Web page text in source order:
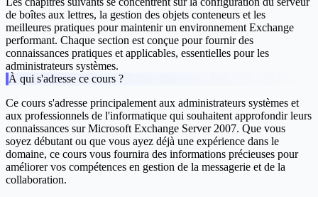
de boîtes aux lettres, la gestion des objets conteneurs et les
meilleures pratiques pour maintenir un environnement Exchange
performant. Chaque section est conçue pour fournir des
connaissances pratiques et applicables, essentielles pour les
administrateurs systèmes.
À qui s'adresse ce cours ?
Ce cours s'adresse principalement aux administrateurs systèmes et
aux professionnels de l'informatique qui souhaitent approfondir leurs
connaissances sur Microsoft Exchange Server 2007. Que vous
soyez débutant ou que vous ayez déjà une expérience dans le
domaine, ce cours vous fournira des informations précieuses pour
améliorer vos compétences en gestion de la messagerie et de la
collaboration.